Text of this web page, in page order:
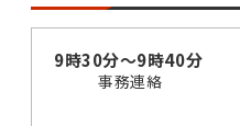
9時30分～9時40分
事務連絡